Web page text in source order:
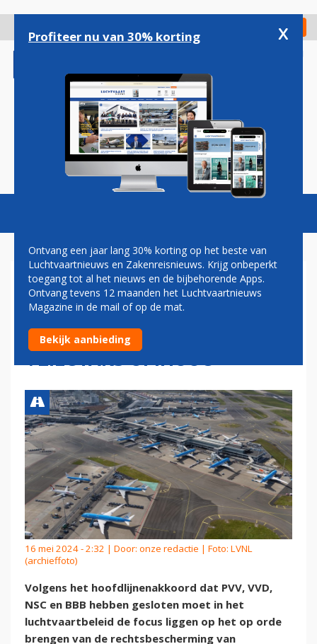
gaan
Check in
Magazine Podcasts Vacatures
NIEUWE COALITIE:
OMWONENDEN SCHIPHOL
BETER BESCHERMEN,
VLIEGTAKS OMHOOG
16 mei 2024 - 2:32 | Door: onze redactie | Foto: LVNL
(archieffoto)
Volgens het hoofdlijnenakkoord dat PVV, VVD,
NSC en BBB hebben gesloten moet in het
luchtvaartbeleid de focus liggen op het op orde
brengen van de rechtsbescherming van
Profiteer nu van 30% korting x
Ontvang een jaar lang 30% korting op het beste van
Luchtvaartnieuws en Zakenreisnieuws. Krijg onbeperkt
toegang tot al het nieuws en de bijbehorende Apps.
Ontvang tevens 12 maanden het Luchtvaartnieuws
Magazine in de mail of op de mat.
Bekijk aanbieding